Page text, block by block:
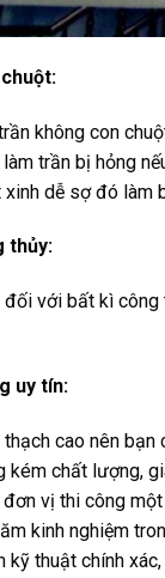
không con
trần bị hỏng
dễ sợ đó làm
thủy:
với bất kì
uy tín:
cao nên
kém chất lượng,
vị thi công
kinh nghiệm
kỹ thuật chính